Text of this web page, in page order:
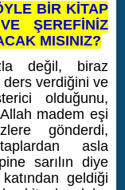
BİR KİTAP
ŞEREFİNİZ
MISINIZ?
değil, biraz
ders verdiğini ve
olduğunu,
Allah madem eşi
gönderdi,
asla
sarılın diye
geldiği